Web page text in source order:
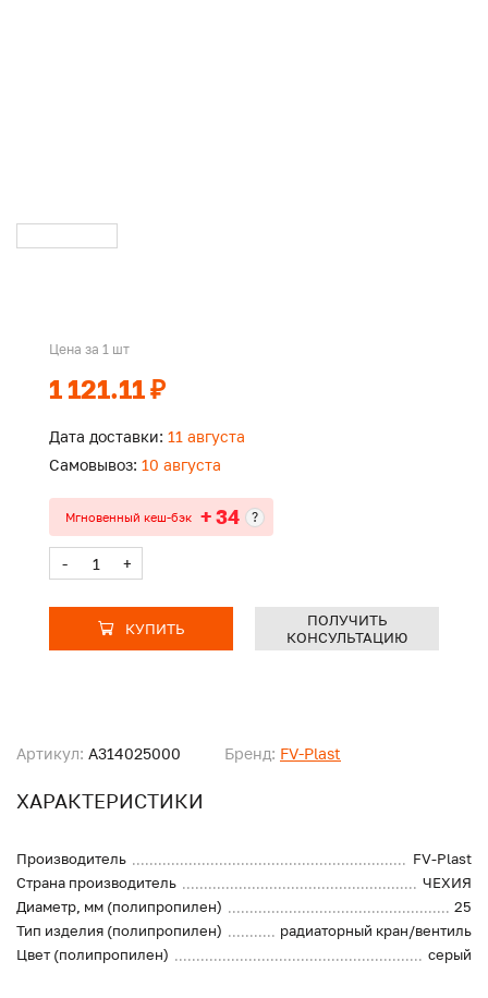
Артикул: A314025000 Бренд: FV-Plast
ХАРАКТЕРИСТИКИ
Производитель
FV-Plast
Страна производитель
ЧЕХИЯ
Диаметр, мм (полипропилен)
25
Тип изделия (полипропилен)
радиаторный кран/вентиль
Цвет (полипропилен)
серый
Цена за 1 шт
1 121.11 ₽
Дата доставки: 11 августа
Самовывоз: 10 августа
Мгновенный кеш-бэк + 34 ?
- +
КУПИТЬ
ПОЛУЧИТЬ
КОНСУЛЬТАЦИЮ